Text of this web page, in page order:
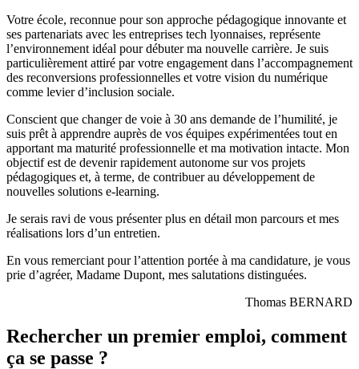
Votre école, reconnue pour son approche pédagogique innovante et
ses partenariats avec les entreprises tech lyonnaises, représente
l’environnement idéal pour débuter ma nouvelle carrière. Je suis
particulièrement attiré par votre engagement dans l’accompagnement
des reconversions professionnelles et votre vision du numérique
comme levier d’inclusion sociale.
Conscient que changer de voie à 30 ans demande de l’humilité, je
suis prêt à apprendre auprès de vos équipes expérimentées tout en
apportant ma maturité professionnelle et ma motivation intacte. Mon
objectif est de devenir rapidement autonome sur vos projets
pédagogiques et, à terme, de contribuer au développement de
nouvelles solutions e-learning.
Je serais ravi de vous présenter plus en détail mon parcours et mes
réalisations lors d’un entretien.
En vous remerciant pour l’attention portée à ma candidature, je vous
prie d’agréer, Madame Dupont, mes salutations distinguées.
Thomas BERNARD
Rechercher un premier emploi, comment
ça se passe ?